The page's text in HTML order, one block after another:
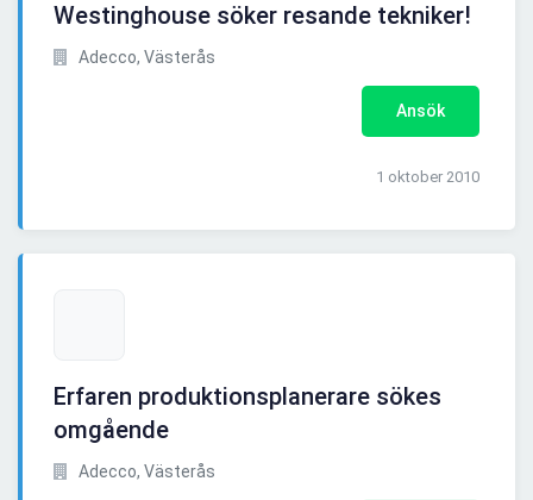
Westinghouse söker resande tekniker!
Adecco, Västerås
Ansök
1 oktober 2010
Erfaren produktionsplanerare sökes
omgående
Adecco, Västerås